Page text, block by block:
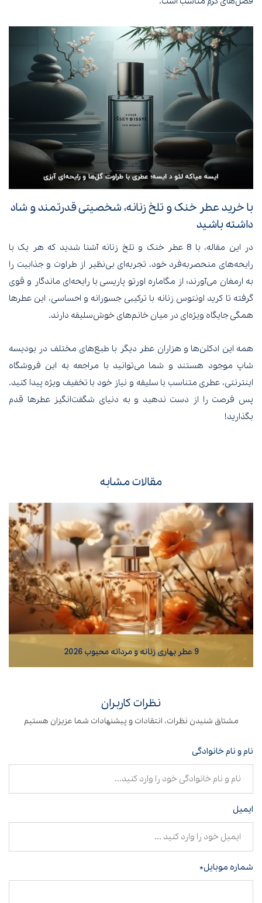
با خرید عطر خنک و تلخ زنانه، شخصیتی قدرتمند و شاد
داشته باشید
در این مقاله، با 8 عطر خنک و تلخ زنانه آشنا شدید که هر یک با
رایحه‌های منحصربه‌فرد خود، تجربه‌ای بی‌نظیر از طراوت و جذابیت را
به ارمغان می‌آورند؛ از مگاماره اورتو پاریسی با رایحه‌ای ماندگار و قوی
گرفته تا کرید اونتوس زنانه با ترکیبی جسورانه و احساسی، این عطرها
همگی جایگاه ویژه‌ای در میان خانم‌های خوش‌سلیقه دارند.
همه این ادکلن‌ها و هزاران عطر دیگر با طبع‌های مختلف در بودیسه
شاپ موجود هستند و شما می‌توانید با مراجعه به این فروشگاه
اینترنتی، عطری متناسب با سلیقه و نیاز خود با تخفیف ویژه پیدا کنید.
پس فرصت را از دست ندهید و به دنیای شگفت‌انگیز عطرها قدم
بگذارید!
مقالات مشابه
9 عطر بهاری زنانه و مردانه محبوب 2026
نظرات کاربران
مشتاق شنیدن نظرات، انتقادات و پیشنهادات شما عزیزان هستیم
نام و نام خانوادگی
ایمیل
شماره موبایل*